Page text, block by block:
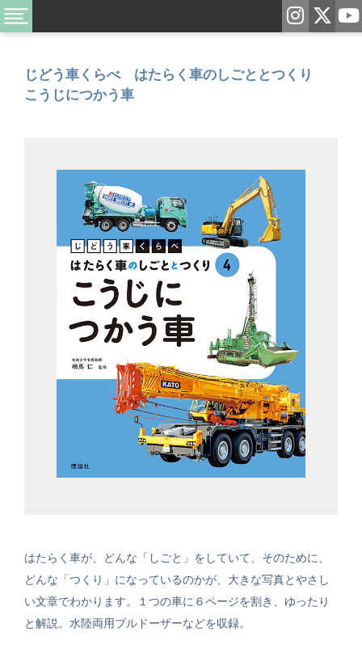
じどう車くらべ はたらく車のしごととつくり
こうじにつかう車
はたらく車が、どんな「しごと」をしていて、そのために、
どんな「つくり」になっているのかが、大きな写真とやさし
い文章でわかります。１つの車に６ページを割き、ゆったり
と解説。水陸両用ブルドーザーなどを収録。